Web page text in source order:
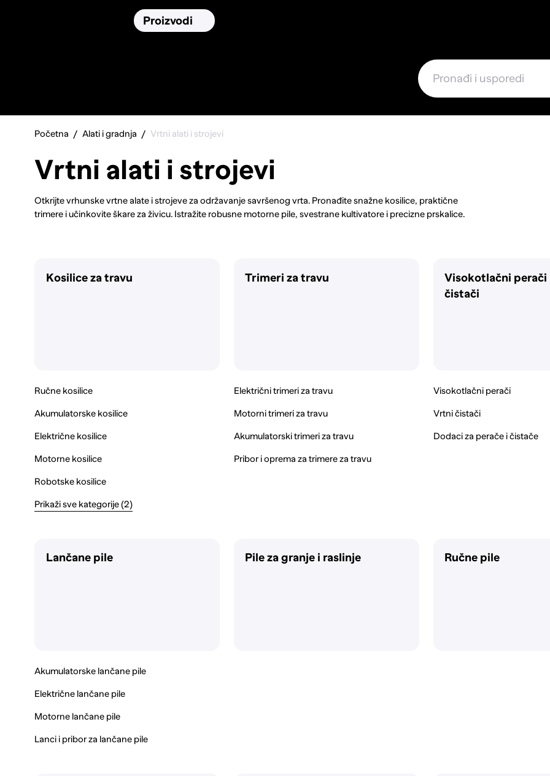
Proizvodi
Početna Alati i gradnja Vrtni alati i strojevi
Vrtni alati i strojevi
Otkrijte vrhunske vrtne alate i strojeve za održavanje savršenog vrta. Pronađite snažne kosilice, praktične
trimere i učinkovite škare za živicu. Istražite robusne motorne pile, svestrane kultivatore i precizne prskalice.
Kosilice za travu
Ručne kosilice
Akumulatorske kosilice
Električne kosilice
Motorne kosilice
Robotske kosilice
Prikaži sve kategorije (2)
Trimeri za travu
Električni trimeri za travu
Motorni trimeri za travu
Akumulatorski trimeri za travu
Pribor i oprema za trimere za travu
Visokotlačni
čistači
Visokotlačni perači
Vrtni čistači
Dodaci za perače i čistače
Lančane pile
Akumulatorske lančane pile
Električne lančane pile
Motorne lančane pile
Lanci i pribor za lančane pile
Pile za granje i raslinje Ručne pile